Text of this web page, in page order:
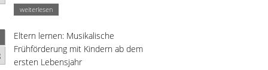
weiterlesen
Eltern lernen: Musikalische
Frühförderung mit Kindern ab dem
ersten Lebensjahr